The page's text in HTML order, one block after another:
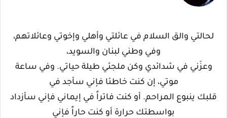
لحالتي والق السلام في عائلتي وأهلي وإخوتي وعائلاتهم،
وفي وطني لبنان والسويد،
وعزَني في شدائدي وكن ملجئي طيلة حياتي. وفي ساعة
موتي، إن كنت خاطئا فإني سأجد في
قلبك ينبوع المراحم. أو كنت فاتراً في إيماني فإني سأزداد
بواسطتك حرارة أو كنت حاراً فإني